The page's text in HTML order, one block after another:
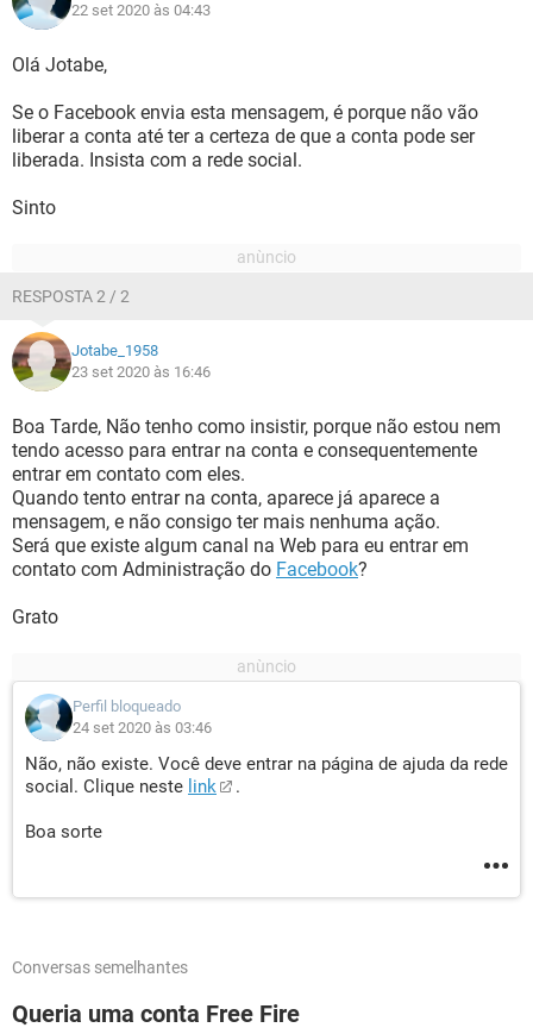
22 set 2020 às 04:43
Olá Jotabe,
Se o Facebook envia esta mensagem, é porque não vão
liberar a conta até ter a certeza de que a conta pode ser
liberada. Insista com a rede social.
Sinto
RESPOSTA 2 / 2
Jotabe_1958
23 set 2020 às 16:46
Boa Tarde, Não tenho como insistir, porque não estou nem
tendo acesso para entrar na conta e consequentemente
entrar em contato com eles.
Quando tento entrar na conta, aparece já aparece a
mensagem, e não consigo ter mais nenhuma ação.
Será que existe algum canal na Web para eu entrar em
contato com Administração do Facebook?
Grato
Perfil bloqueado
24 set 2020 às 03:46
Não, não existe. Você deve entrar na página de ajuda da rede
social. Clique neste link .
Boa sorte
Conversas semelhantes
Queria uma conta Free Fire